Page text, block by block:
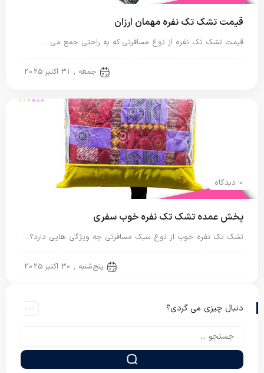
قیمت تشک تک نفره مهمان ارزان
قیمت تشک تک نفره از نوع مسافرتی که به راحتی جمع می…
جمعه , 31 اکتبر 2025
0 دیدگاه
پخش عمده تشک تک نفره خوب سفری
تشک تک نفره خوب از نوع سبک مسافرتی چه ویژگی هایی دارد؟…
پنج‌شنبه , 30 اکتبر 2025
دنبال چیزی می گردی؟